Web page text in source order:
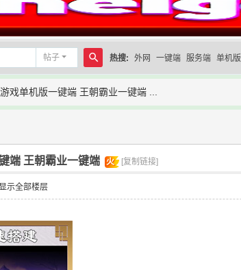
帖子
搜
索
热搜: 外网 一键端 服务端 单机版
戏单机版一键端 王朝霸业一键端 ...
端 王朝霸业一键端 火 [复制链接]
示全部楼层